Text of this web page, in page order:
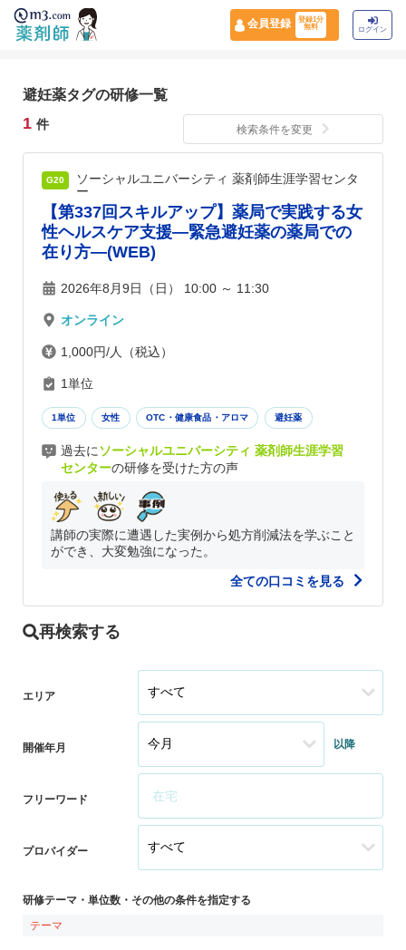
会員登録
登録1分
無料
ログイン
避妊薬タグの研修一覧
1 件 検索条件を変更
G20
ソーシャルユニバーシティ 薬剤師生涯学習センタ
ー
【第337回スキルアップ】薬局で実践する女
性ヘルスケア支援―緊急避妊薬の薬局での
在り方―(WEB)
2026年8月9日（日） 10:00 ～ 11:30
オンライン
1,000円/人（税込）
1単位
1単位 女性 OTC・健康食品・アロマ 避妊薬
過去にソーシャルユニバーシティ 薬剤師生涯学習
センターの研修を受けた方の声
講師の実際に遭遇した実例から処方削減法を学ぶこと
ができ、大変勉強になった。
全ての口コミを見る
再検索する
エリア
開催年月 以降
フリーワード
プロバイダー
研修テーマ・単位数・その他の条件を指定する
テーマ